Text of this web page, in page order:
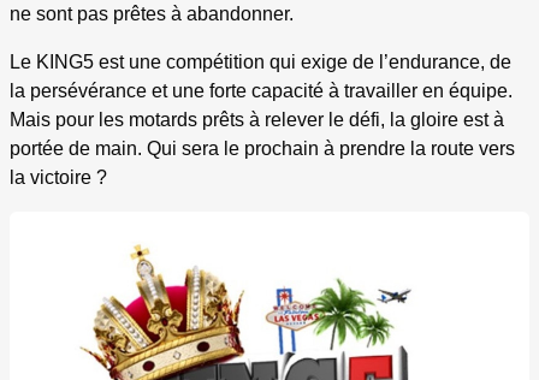
ne sont pas prêtes à abandonner.
Le KING5 est une compétition qui exige de l’endurance, de
la persévérance et une forte capacité à travailler en équipe.
Mais pour les motards prêts à relever le défi, la gloire est à
portée de main. Qui sera le prochain à prendre la route vers
la victoire ?